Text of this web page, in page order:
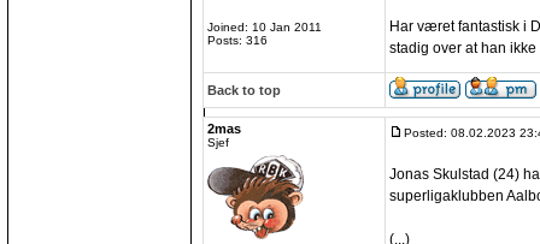
Joined: 10 Jan 2011
Posts: 316
Har været fantastisk i
stadig over at han
Back to top
2mas
Sjef
Posted: 08.02.2023
Jonas Skulstad (24)
superligaklubben
(...)